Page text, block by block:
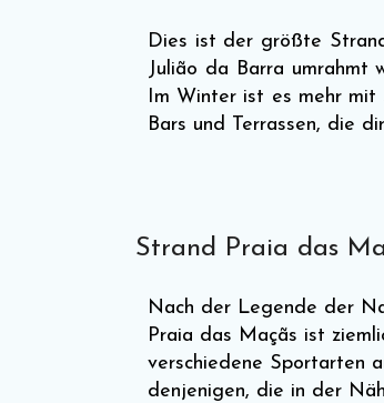
Dies ist der größte
Julião da Barra umrahmt
Im Winter ist es mehr
Bars und Terrassen, die
Strand Praia das
Nach der Legende der
Praia das Maçãs ist
verschiedene Sportarten
denjenigen, die in der